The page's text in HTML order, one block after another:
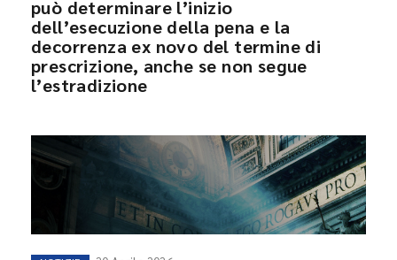
può determinare l’inizio
dell’esecuzione della pena e la
decorrenza ex novo del termine di
prescrizione, anche se non segue
l’estradizione